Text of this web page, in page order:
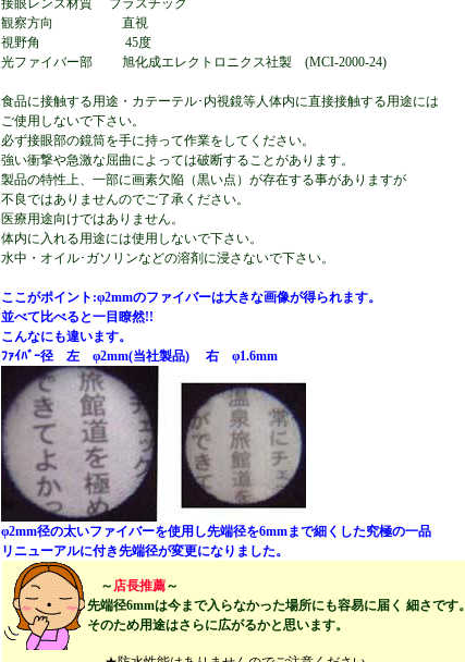
接眼レンズ材質 プラスチック
観察方向 直視
視野角 45度
光ファイバー部 旭化成エレクトロニクス社製 (MCI-2000-24)
食品に接触する用途・カテーテル･内視鏡等人体内に直接接触する用途には
ご使用しないで下さい。
必ず接眼部の鏡筒を手に持って作業をしてください。
強い衝撃や急激な屈曲によっては破断することがあります。
製品の特性上、一部に画素欠陥（黒い点）が存在する事がありますが
不良ではありませんのでご了承ください。
医療用途向けではありません。
体内に入れる用途には使用しないで下さい。
水中・オイル･ガソリンなどの溶剤に浸さないで下さい。
ここがポイント:φ2mmのファイバーは大きな画像が得られます。
並べて比べると一目瞭然!!
こんなにも違います。
ﾌｧｲﾊﾞｰ径 左 φ2mm(当社製品) 右 φ1.6mm
φ2mm径の太いファイバーを使用し先端径を6mmまで細くした究極の一品
リニューアルに付き先端径が変更になりました。
～ 店長推薦～
先端径6mmは今まで入らなかった場所にも容易に届く 細さです。
そのため用途はさらに広がるかと思います。